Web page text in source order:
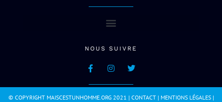
NOUS SUIVRE
© COPYRIGHT MAISCESTUNHOMME.ORG 2021 | CONTACT| MENTIONS LÉGALES|